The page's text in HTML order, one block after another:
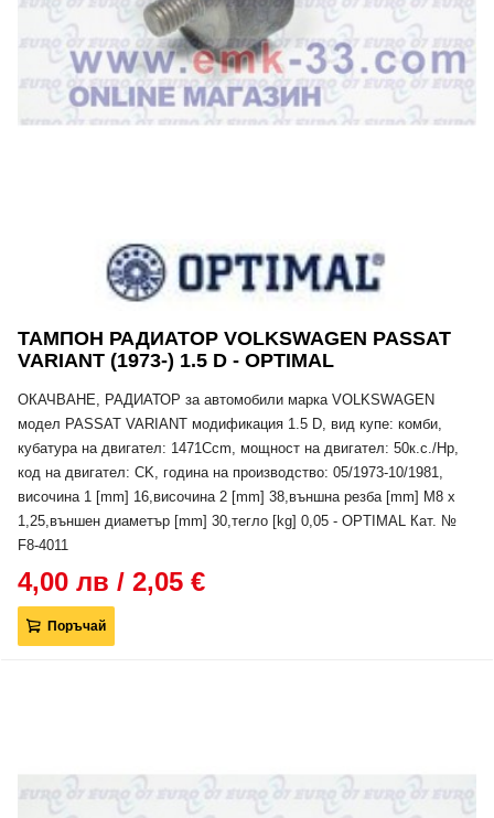
ТАМПОН РАДИАТОР VOLKSWAGEN PASSAT
VARIANT (1973-) 1.5 D - OPTIMAL
ОКАЧВАНЕ, РАДИАТОР за автомобили марка VOLKSWAGEN
модел PASSAT VARIANT модификация 1.5 D, вид купе: комби,
кубатура на двигател: 1471Ccm, мощност на двигател: 50к.с./Hp,
код на двигател: CK, година на производство: 05/1973-10/1981,
височина 1 [mm] 16,височина 2 [mm] 38,външна резба [mm] M8 x
1,25,външен диаметър [mm] 30,тегло [kg] 0,05 - OPTIMAL Кат. №
F8-4011
4,00 лв / 2,05 €
Поръчай